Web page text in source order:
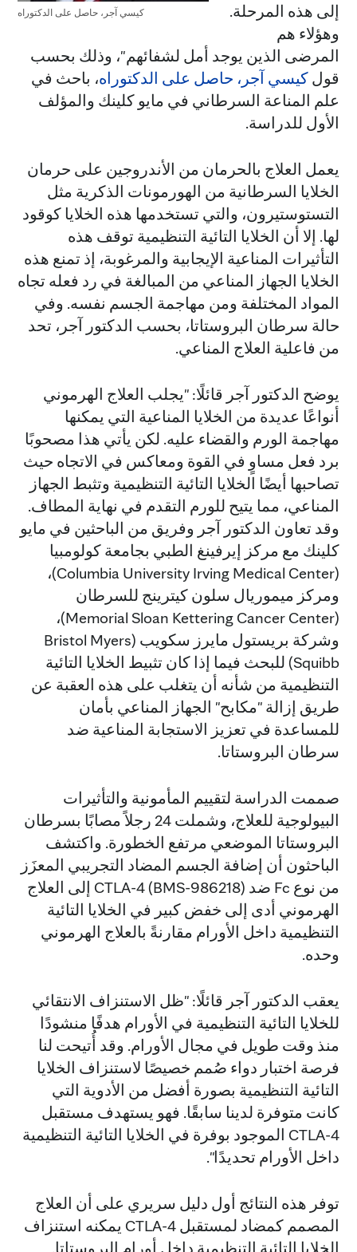
كيسي آجر، حاصل على الدكتوراه
إلى هذه المرحلة.
وهؤلاء هم
المرضى الذين يوجد أمل لشفائهم"، وذلك بحسب
قول كيسي آجر، حاصل على الدكتوراه، باحث في
علم المناعة السرطاني في مايو كلينك والمؤلف
الأول للدراسة.
يعمل العلاج بالحرمان من الأندروجين على حرمان
الخلايا السرطانية من الهورمونات الذكرية مثل
التستوستيرون، والتي تستخدمها هذه الخلايا كوقود
لها. إلا أن الخلايا التائية التنظيمية توقف هذه
التأثيرات المناعية الإيجابية والمرغوبة، إذ تمنع هذه
الخلايا الجهاز المناعي من المبالغة في رد فعله تجاه
المواد المختلفة ومن مهاجمة الجسم نفسه. وفي
حالة سرطان البروستاتا، بحسب الدكتور آجر، تحد
من فاعلية العلاج المناعي.
يوضح الدكتور آجر قائلًا: "يجلب العلاج الهرموني
أنواعًا عديدة من الخلايا المناعية التي يمكنها
مهاجمة الورم والقضاء عليه. لكن يأتي هذا مصحوبًا
برد فعل مساوٍ في القوة ومعاكس في الاتجاه حيث
تصاحبها أيضًا الخلايا التائية التنظيمية وتثبط الجهاز
المناعي، مما يتيح للورم التقدم في نهاية المطاف.
وقد تعاون الدكتور آجر وفريق من الباحثين في مايو
كلينك مع مركز إيرفينغ الطبي بجامعة كولومبيا
(Columbia University Irving Medical Center)،
ومركز ميموريال سلون كيترينج للسرطان
(Memorial Sloan Kettering Cancer Center)،
وشركة بريستول مايرز سكويب (Bristol Myers
Squibb) للبحث فيما إذا كان تثبيط الخلايا التائية
التنظيمية من شأنه أن يتغلب على هذه العقبة عن
طريق إزالة "مكابح" الجهاز المناعي بأمان
للمساعدة في تعزيز الاستجابة المناعية ضد
سرطان البروستاتا.
صممت الدراسة لتقييم المأمونية والتأثيرات
البيولوجية للعلاج، وشملت 24 رجلاً مصابًا بسرطان
البروستاتا الموضعي مرتفع الخطورة. واكتشف
الباحثون أن إضافة الجسم المضاد التجريبي المعزَز
من نوع Fc ضد CTLA-4 (BMS-986218) إلى العلاج
الهرموني أدى إلى خفض كبير في الخلايا التائية
التنظيمية داخل الأورام مقارنةً بالعلاج الهرموني
وحده.
يعقب الدكتور آجر قائلًا: "ظل الاستنزاف الانتقائي
للخلايا التائية التنظيمية في الأورام هدفًا منشودًا
منذ وقت طويل في مجال الأورام. وقد أُتيحت لنا
فرصة اختبار دواء صُمم خصيصًا لاستنزاف الخلايا
التائية التنظيمية بصورة أفضل من الأدوية التي
كانت متوفرة لدينا سابقًا. فهو يستهدف مستقبل
CTLA-4 الموجود بوفرة في الخلايا التائية التنظيمية
داخل الأورام تحديدًا".
توفر هذه النتائج أول دليل سريري على أن العلاج
المصمم كمضاد لمستقبل CTLA-4 يمكنه استنزاف
الخلايا التائية التنظيمية داخل أورام البروستاتا.